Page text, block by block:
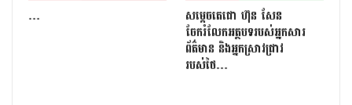
… សម្តេចតេជោ ហ៊ុន សែន
ចែករំលែកអត្ថបទរបស់អ្នកសារ
ព័ត៌មាន និងអ្នកស្រាវជ្រាវ
របស់ថៃ…